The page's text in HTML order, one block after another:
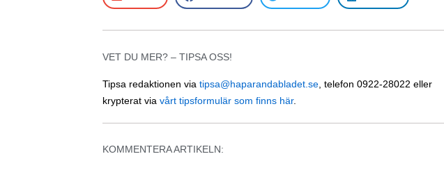
VET DU MER? – TIPSA OSS!
Tipsa redaktionen via tipsa@haparandabladet.se , telefon 0922-28022 eller
krypterat via vårt tipsformulär som finns här.
KOMMENTERA ARTIKELN: